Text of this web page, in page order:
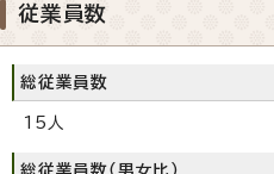
従業員数
総従業員数
15人
総従業員数（男女比）